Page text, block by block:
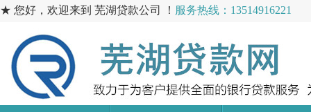
★ 您好，欢迎来到 芜湖贷款公司 ！ 服务热线：13514916221